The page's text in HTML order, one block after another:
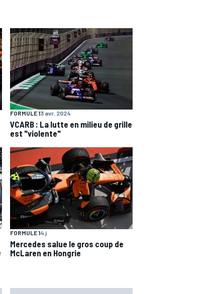
FORMULE 13 avr. 2024
VCARB : La lutte en milieu de grille
est "violente"
FORMULE 14 j
Mercedes salue le gros coup de
McLaren en Hongrie